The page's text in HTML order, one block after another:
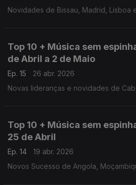
Novidades de Bissau, Madrid, Lisboa
Top 10 + Música sem
de Abril a 2 de Maio
Ep. 15
26 abr. 2026
Novas lideranças e novidades de
Top 10 + Música sem
25 de Abril
Ep. 14
19 abr. 2026
Novos Sucesso de Angola,